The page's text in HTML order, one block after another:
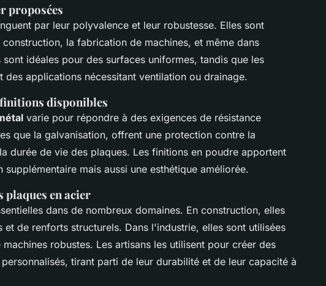
proposées
par leur polyvalence et leur robustesse. Elles sont
la fabrication de machines, et même dans
idéales pour des surfaces uniformes, tandis que les
des applications nécessitant ventilation ou drainage.
disponibles
varie pour répondre à des exigences de résistance
que la galvanisation, offrent une protection contre la
durée de vie des plaques. Les finitions en poudre apportent
supplémentaire mais aussi une esthétique améliorée.
en acier
dans de nombreux domaines. En construction, elles
et de renforts structurels. Dans l'industrie, elles sont utilisées
robustes. Les artisans les utilisent pour créer des
tirant parti de leur durabilité et de leur capacité à